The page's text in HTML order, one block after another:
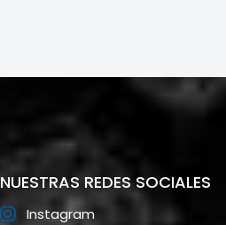
NUESTRAS REDES SOCIALES
Instagram